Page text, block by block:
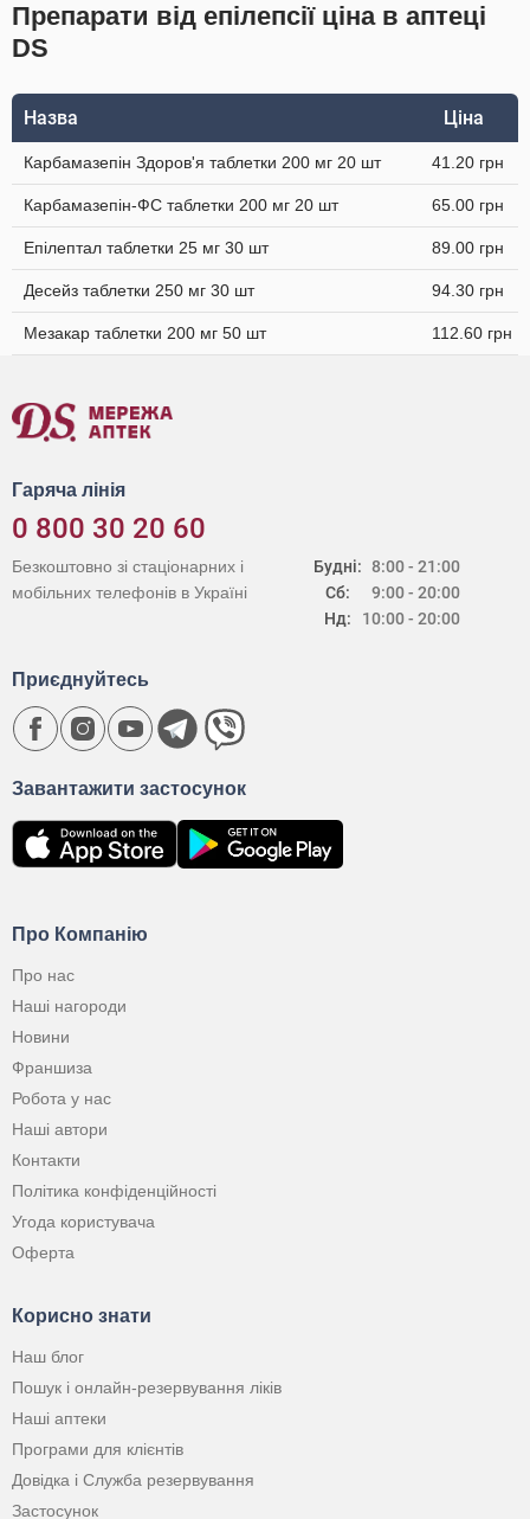
Препарати від епілепсії ціна в аптеці
DS
Назва Ціна
Карбамазепін Здоров'я таблетки 200 мг 20 шт 41.20 грн
Карбамазепін-ФС таблетки 200 мг 20 шт 65.00 грн
Епілептал таблетки 25 мг 30 шт 89.00 грн
Десейз таблетки 250 мг 30 шт 94.30 грн
Мезакар таблетки 200 мг 50 шт 112.60 грн
Гаряча лінія
0 800 30 20 60
Будні:
Сб:
Нд:
8:00 - 21:00
9:00 - 20:00
10:00 - 20:00
Безкоштовно зі стаціонарних і
мобільних телефонів в Україні
Про Компанію
Про нас
Наші нагороди
Новини
Франшиза
Робота у нас
Наші автори
Контакти
Політика конфіденційності
Угода користувача
Оферта
Корисно знати
Наш блог
Пошук і онлайн-резервування ліків
Наші аптеки
Програми для клієнтів
Довідка і Служба резервування
Застосунок
Завантажити застосунок
Приєднуйтесь